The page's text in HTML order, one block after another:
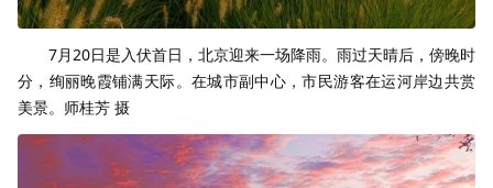
7月20日是入伏首日，北京迎来一场降雨。雨过天晴后，傍晚时
分，绚丽晚霞铺满天际。在城市副中心，市民游客在运河岸边共赏
美景。师桂芳 摄